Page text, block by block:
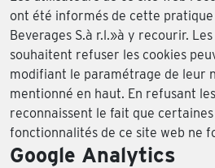
ont été informés de cette
Beverages S.à r.l.»à y recourir.
souhaitent refuser les cookies
modifiant le paramétrage de leur
mentionné en haut. En refusant
reconnaissent le fait que
fonctionnalités de ce site web ne
Google Analytics